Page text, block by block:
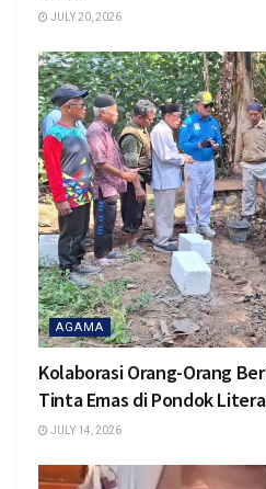
JULY 20, 2026
AGAMA
Kolaborasi Orang-Orang
Tinta Emas di Pondok
JULY 14, 2026